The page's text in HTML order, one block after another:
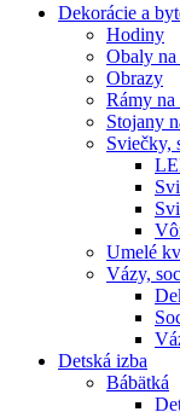
Dekorácie a
Hodiny
Obaly
Obrazy
Rámy na
Stojany
Sviečky,
Umelé
Vázy,
Detská izba
Bábätká